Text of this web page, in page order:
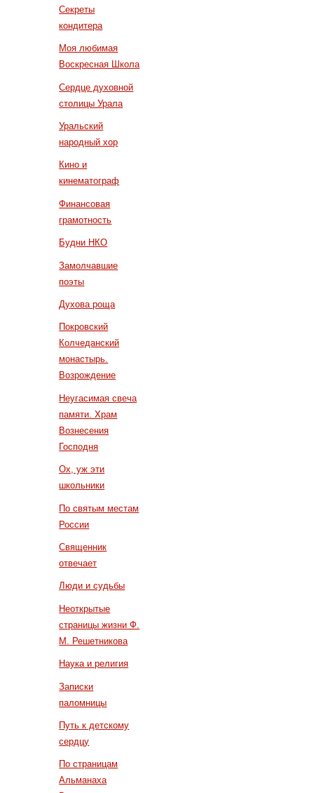
Секреты
кондитера
Моя любимая
Воскресная Школа
Сердце духовной
столицы Урала
Уральский
народный хор
Кино и
кинематограф
Финансовая
грамотность
Будни НКО
Замолчавшие
поэты
Духова роща
Покровский
Колчеданский
монастырь.
Возрождение
Неугасимая свеча
памяти. Храм
Вознесения
Господня
Ох, уж эти
школьники
По святым местам
России
Священник
отвечает
Люди и судьбы
Неоткрытые
страницы жизни Ф.
М. Решетникова
Наука и религия
Записки
паломницы
Путь к детскому
сердцу
По страницам
Альманаха